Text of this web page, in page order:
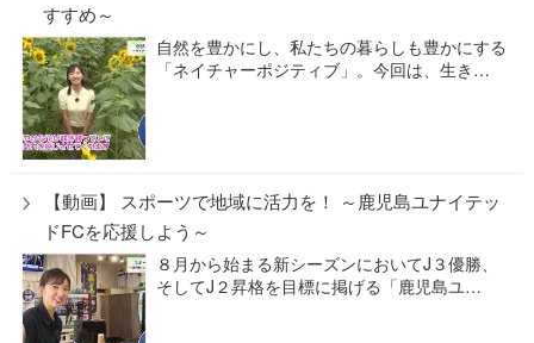
すすめ～
自然を豊かにし、私たちの暮らしも豊かにする
「ネイチャーポジティブ」。今回は、生き…
【動画】 スポーツで地域に活力を！ ～鹿児島ユナイテッ
ドFCを応援しよう～
８月から始まる新シーズンにおいてJ３優勝、
そしてJ２昇格を目標に掲げる「鹿児島ユ…